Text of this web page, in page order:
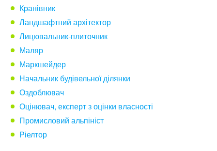
Кранівник
Ландшафтний архітектор
Лицювальник-плиточник
Маляр
Маркшейдер
Начальник будівельної ділянки
Оздоблювач
Оцінювач, експерт з оцінки власності
Промисловий альпініст
Ріелтор